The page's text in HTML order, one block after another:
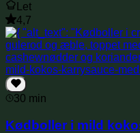
Let
4,7
30 min
Kødboller i mild